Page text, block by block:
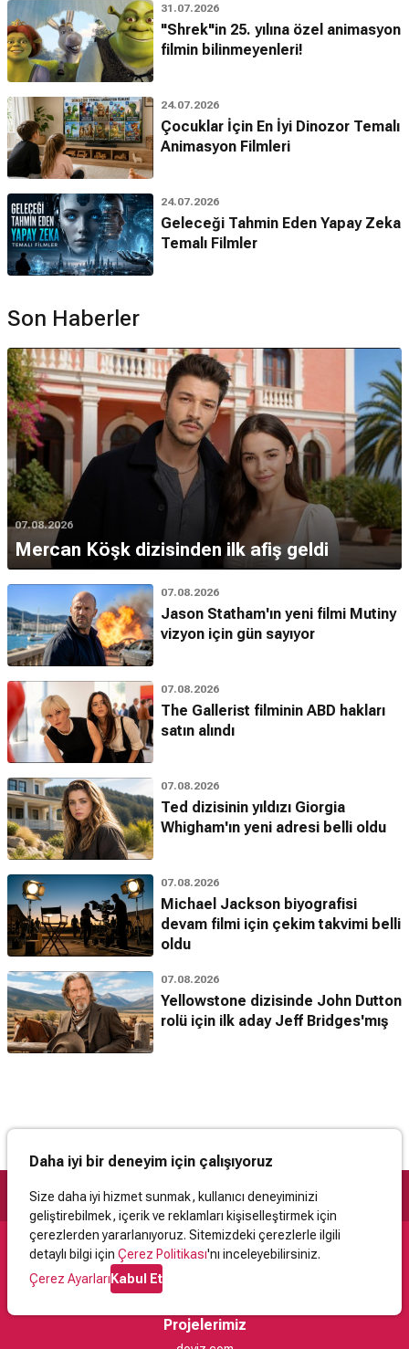
31.07.2026
"Shrek"in 25. yılına özel animasyon
filmin bilinmeyenleri!
24.07.2026
Çocuklar İçin En İyi Dinozor Temalı
Animasyon Filmleri
24.07.2026
Geleceği Tahmin Eden Yapay Zeka
Temalı Filmler
Son Haberler
07.08.2026
Mercan Köşk dizisinden ilk afiş geldi
07.08.2026
Jason Statham'ın yeni filmi Mutiny
vizyon için gün sayıyor
07.08.2026
The Gallerist filminin ABD hakları
satın alındı
07.08.2026
Ted dizisinin yıldızı Giorgia
Whigham'ın yeni adresi belli oldu
07.08.2026
Michael Jackson biyografisi
devam filmi için çekim takvimi belli
oldu
07.08.2026
Yellowstone dizisinde John Dutton
rolü için ilk aday Jeff Bridges'mış
Daha iyi bir deneyim için çalışıyoruz
Size daha iyi hizmet sunmak, kullanıcı deneyiminizi
geliştirebilmek, içerik ve reklamları kişiselleştirmek için
çerezlerden yararlanıyoruz. Sitemizdeki çerezlerle ilgili
detaylı bilgi için Çerez Politikası'nı inceleyebilirsiniz.
Çerez AyarlarıKabul Et
Destek
İletişimYardımKullanıcı Sözleşmesi
Projelerimiz